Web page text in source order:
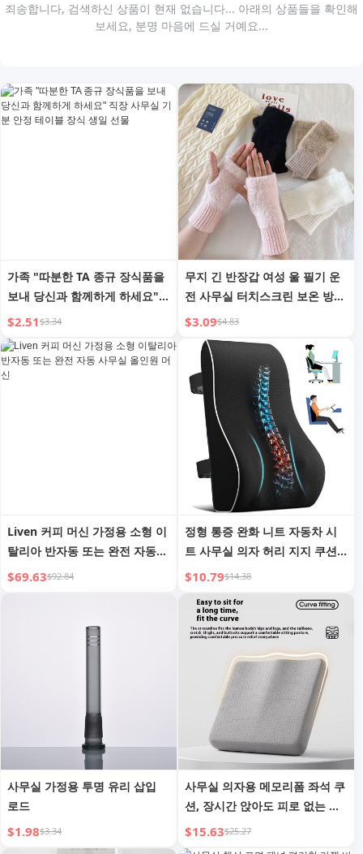
죄송합니다, 검색하신 상품이 현재 없습니다... 아래의 상품들을 확인해
보세요, 분명 마음에 드실 거예요...
가족 "따분한 TA 종규 장식품을
보내 당신과 함께하게 하세요"
직장 사무실 기분 안정 테이블
장식 생일 선물
$2.51$3.34
무지 긴 반장갑 여성 울 필기 운
전 사무실 터치스크린 보온 방한
니트 장갑
$3.09$4.83
Liven 커피 머신 가정용 소형 이
탈리아 반자동 또는 완전 자동
사무실 올인원 머신
$69.63$92.84
정형 통증 완화 니트 자동차 시
트 사무실 의자 허리 지지 쿠션
3D 리바운드 메모리 폼 허리 받
침대 운전자용
$10.79$14.38
사무실 가정용 투명 유리 삽입
로드
$1.98$3.34
사무실 의자용 메모리폼 좌석 쿠
션, 장시간 앉아도 피로 없는 느
린 반발력 학생 좌석 쿠션, 통기
성 치질 완화
$15.63$25.27